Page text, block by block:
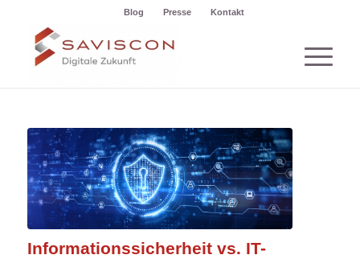
Blog Presse Kontakt
Informationssicherheit vs. IT-